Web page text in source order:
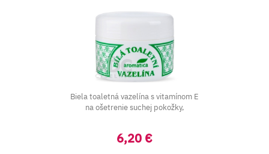
Biela toaletná vazelína s vitamínom E
na ošetrenie suchej pokožky,
6,20 €